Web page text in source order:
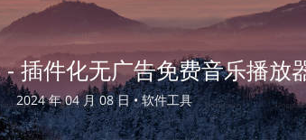
插件化无广告免费音乐播放
2024 年 04 月 08 日 •软件工具